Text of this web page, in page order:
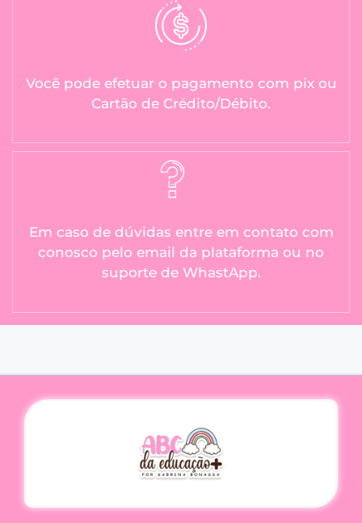
Você pode efetuar o pagamento com pix ou
Cartão de Crédito/Débito.
Em caso de dúvidas entre em contato com
conosco pelo email da plataforma ou no
suporte de WhastApp.